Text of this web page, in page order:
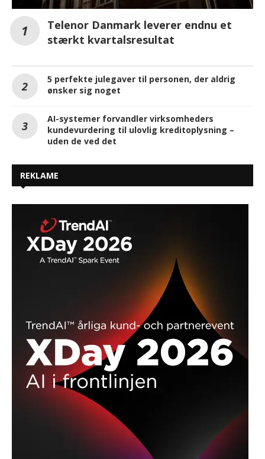
Telenor Danmark leverer endnu et
stærkt kvartalsresultat
5 perfekte julegaver til personen, der aldrig
ønsker sig noget
AI-systemer forvandler virksomheders
kundevurdering til ulovlig kreditoplysning –
uden de ved det
REKLAME